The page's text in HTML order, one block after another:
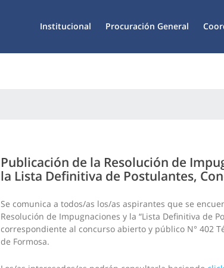
Institucional Procuración General
Publicación de la Resolución de
la Lista Definitiva de Postulantes,
Se comunica a todos/as los/as aspirantes que se
Resolución de Impugnaciones y la “Lista Definitiva de
correspondiente al concurso abierto y público N° 402
de Formosa.